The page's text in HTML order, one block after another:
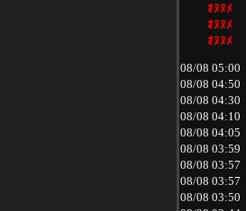
ｵﾇﾇﾒ
ｵﾇﾇﾒ
ｵﾇﾇﾒ
08/08 05:00
08/08 04:50
08/08 04:30
08/08 04:10
08/08 04:05
08/08 03:59
08/08 03:57
08/08 03:57
08/08 03:50